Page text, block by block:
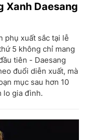
Xanh Daesang
phụ xuất sắc tại lễ
5 không chỉ mang
tiên - Daesang
đuổi diễn xuất, mà
mục sau hơn 10
lo gia đình.